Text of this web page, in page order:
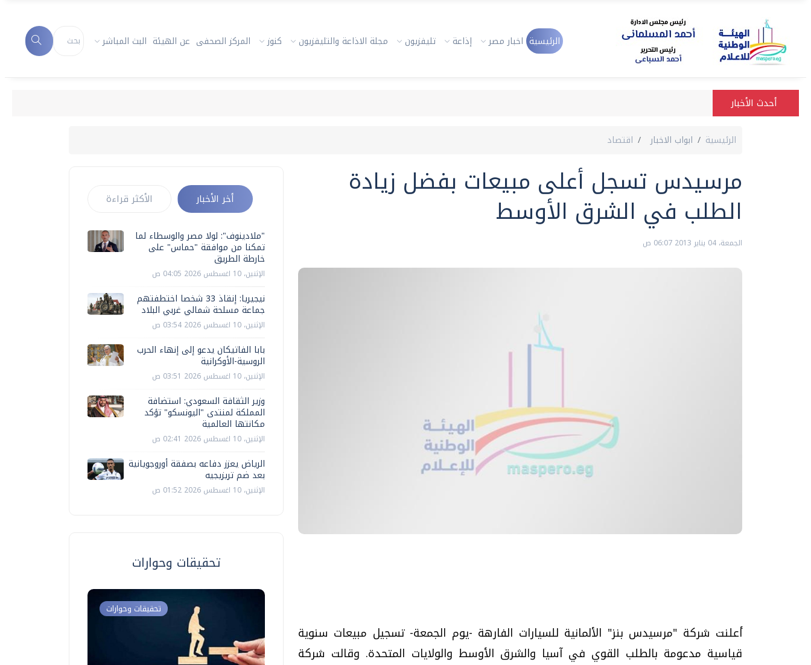
الرئيسية اخبار مصر إذاعة تليفزيون مجلة الاذاعة والتليفزيون كنوز المركز الصحفى عن الهيئة البث المباشر
أحدث الأخبار
الرئيسية ابواب الاخبار اقتصاد
مرسيدس تسجل أعلى مبيعات بفضل زيادة
الطلب في الشرق الأوسط
الجمعة، 04 يناير 2013 06:07 ص
أعلنت شركة "مرسيدس بنز" الألمانية للسيارات الفارهة -يوم الجمعة- تسجيل مبيعات سنوية
قياسية مدعومة بالطلب القوي في آسيا والشرق الأوسط والولايات المتحدة. وقالت شركة
أخر الأخبار الأكثر قراءة
"ملادينوف": لولا مصر والوسطاء لما
تمكنا من موافقة "حماس" على
خارطة الطريق
الإثنين، 10 اغسطس 2026 04:05 ص
نيجيريا: إنقاذ 33 شخصا اختطفتهم
جماعة مسلحة شمالي غربي البلاد
الإثنين، 10 اغسطس 2026 03:54 ص
بابا الفاتيكان يدعو إلى إنهاء الحرب
الروسية-الأوكرانية
الإثنين، 10 اغسطس 2026 03:51 ص
وزير الثقافة السعودي: استضافة
المملكة لمنتدى "اليونسكو" تؤكد
مكانتها العالمية
الإثنين، 10 اغسطس 2026 02:41 ص
الرياض يعزز دفاعه بصفقة أوروجويانية
بعد ضم تريزيجيه
الإثنين، 10 اغسطس 2026 01:52 ص
تحقيقات وحوارات
تحقيقات وحوارات